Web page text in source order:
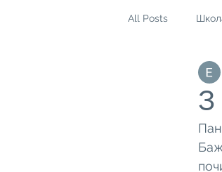
All Posts
Діаспора
З